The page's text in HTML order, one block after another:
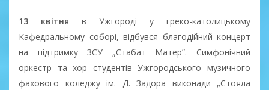
13 квітня в Ужгороді у греко-католицькому
Кафедральному соборі, відбувся благодійний концерт
на підтримку ЗСУ „Стабат Матер”. Симфонічний
оркестр та хор студентів Ужгородського музичного
фахового коледжу ім. Д. Задора виконади „Стояла